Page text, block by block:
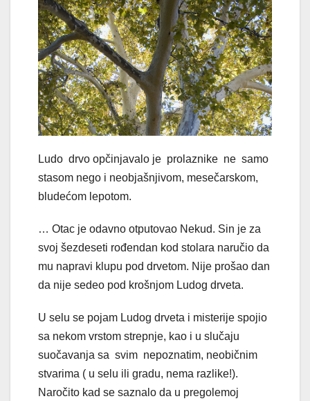
Ludo drvo opčinjavalo je prolaznike ne samo
stasom nego i neobjašnjivom, mesečarskom,
bludećom lepotom.
… Otac je odavno otputovao Nekud. Sin je za
svoj šezdeseti rođendan kod stolara naručio da
mu napravi klupu pod drvetom. Nije prošao dan
da nije sedeo pod krošnjom Ludog drveta.
U selu se pojam Ludog drveta i misterije spojio
sa nekom vrstom strepnje, kao i u slučaju
suočavanja sa svim nepoznatim, neobičnim
stvarima ( u selu ili gradu, nema razlike!).
Naročito kad se saznalo da u pregolemoj